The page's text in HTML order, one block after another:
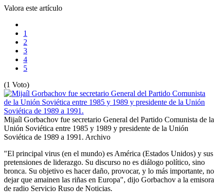
Valora este artículo
1
2
3
4
5
(1 Voto)
Mijaíl Gorbachov fue secretario General del Partido Comunista de la
Unión Soviética entre 1985 y 1989 y presidente de la Unión
Soviética de 1989 a 1991. Archivo
"El principal virus (en el mundo) es América (Estados Unidos) y sus
pretensiones de liderazgo. Su discurso no es diálogo político, sino
bronca. Su objetivo es hacer daño, provocar, y lo más importante, no
dejar que amainen las riñas en Europa", dijo Gorbachov a la emisora
de radio Servicio Ruso de Noticias.